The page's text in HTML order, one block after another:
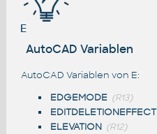
E
AutoCAD Variablen
AutoCAD Variablen von E:
EDGEMODE (R13)
EDITDELETIONEFFECT
ELEVATION (R12)